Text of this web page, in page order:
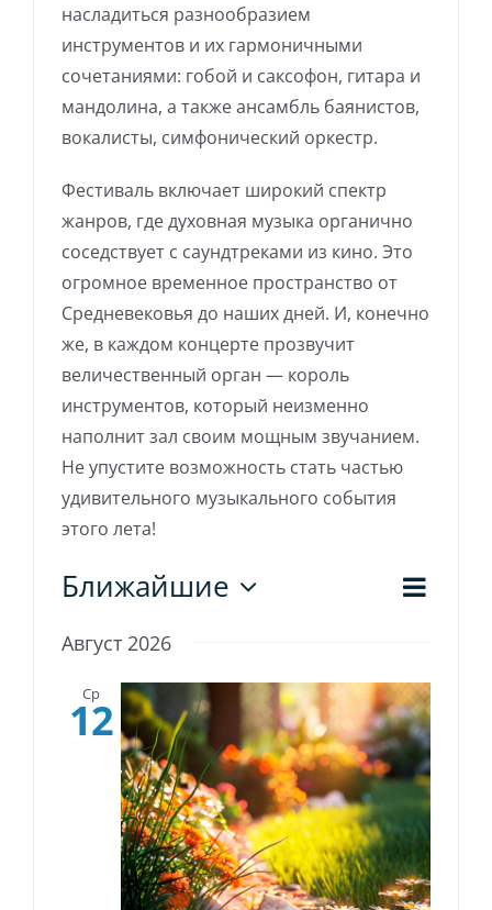
насладиться разнообразием
инструментов и их гармоничными
сочетаниями: гобой и саксофон, гитара и
мандолина, а также ансамбль баянистов,
вокалисты, симфонический оркестр.
Фестиваль включает широкий спектр
жанров, где духовная музыка органично
соседствует с саундтреками из кино. Это
огромное временное пространство от
Средневековья до наших дней. И, конечно
же, в каждом концерте прозвучит
величественный орган — король
инструментов, который неизменно
наполнит зал своим мощным звучанием.
Не упустите возможность стать частью
удивительного музыкального события
этого лета!
Список
Ближайшие
дату.
Август 2026
Ср
12